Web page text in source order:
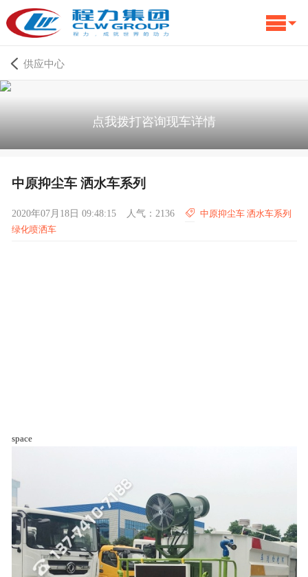
供应中心
点我拨打咨询现车详情
中原抑尘车 洒水车系列
2020年07月18日 09:48:15 人气：2136
中原抑尘车 洒水车系列
绿化喷洒车
space